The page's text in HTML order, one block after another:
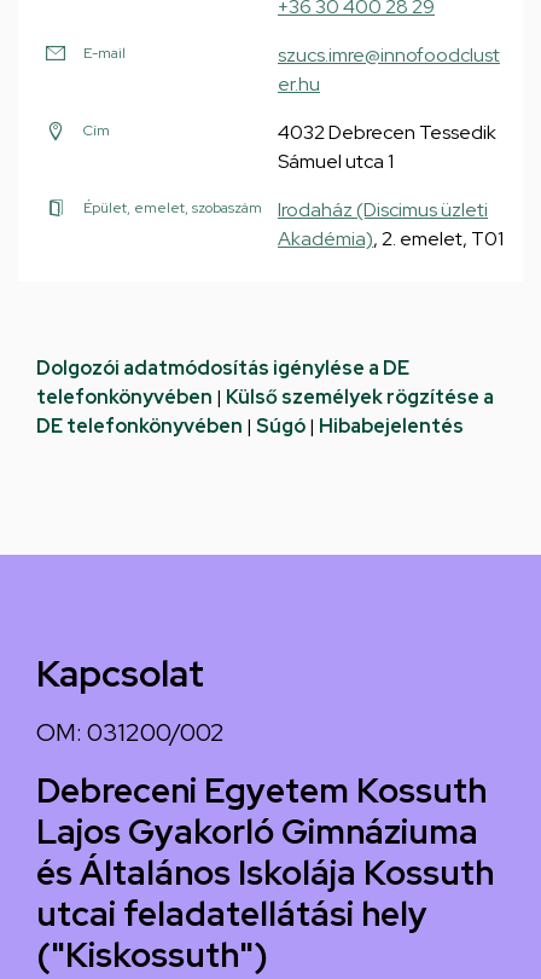
+36 30 400 28 29
E-mail
szucs.imre@innofoodclust
er.hu
Cím
4032 Debrecen Tessedik
Sámuel utca 1
Épület, emelet, szobaszám
Irodaház (Discimus üzleti
Akadémia), 2. emelet, T01
Dolgozói adatmódosítás igénylése a DE
telefonkönyvében | Külső személyek rögzítése a
DE telefonkönyvében | Súgó| Hibabejelentés
Kapcsolat
OM: 031200/002
Debreceni Egyetem Kossuth
Lajos Gyakorló Gimnáziuma
és Általános Iskolája Kossuth
utcai feladatellátási hely
("Kiskossuth")